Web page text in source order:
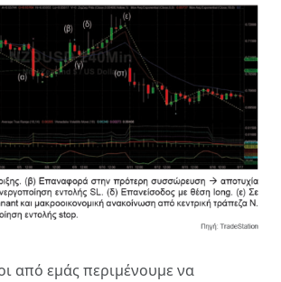
από εμάς περιμένουμε να